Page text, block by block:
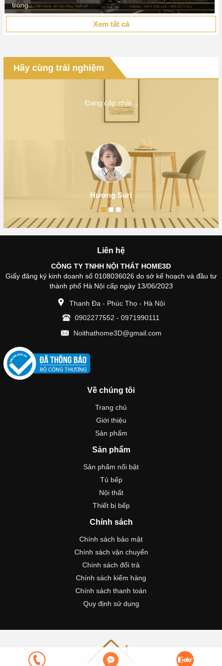
Xem tất cả
Hãy cùng trải nghiệm
Đang cập nhật...
Hương Suri
Liên hệ
CÔNG TY TNHH NỘI THẤT HOME3D
Giấy đăng ký kinh doanh số 0108036026 do sở kế hoạch và đầu tư
thành phố Hà Nội cấp ngày 13/06/2023
Thanh Đa - Phúc Thọ - Hà Nội
0902277552 - 0971990111
Noithathome3D@gmail.com
Về chúng tôi
Trang chủ
Giới thiệu
Sản phẩm
Sản phẩm
Sản phẩm nổi bật
Tủ bếp
Nội thất
Thiết bị bếp
Chính sách
Chính sách bảo mật
Chính sách vận chuyển
Chính sách đổi trả
Chính sách kiểm hàng
Chính sách thanh toán
Quy định sử dụng